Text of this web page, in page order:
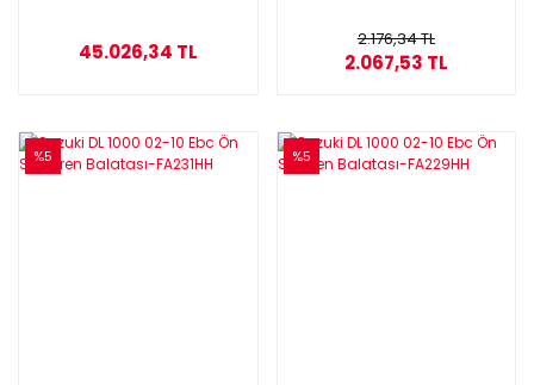
45.026,34 TL 2.176,34 TL
2.067,53 TL
%5 %5